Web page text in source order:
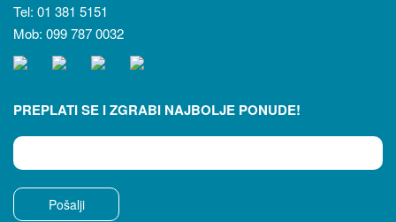
Tel: 01 381 5151
Mob: 099 787 0032
PREPLATI SE I ZGRABI NAJBOLJE PONUDE!
Pošalji